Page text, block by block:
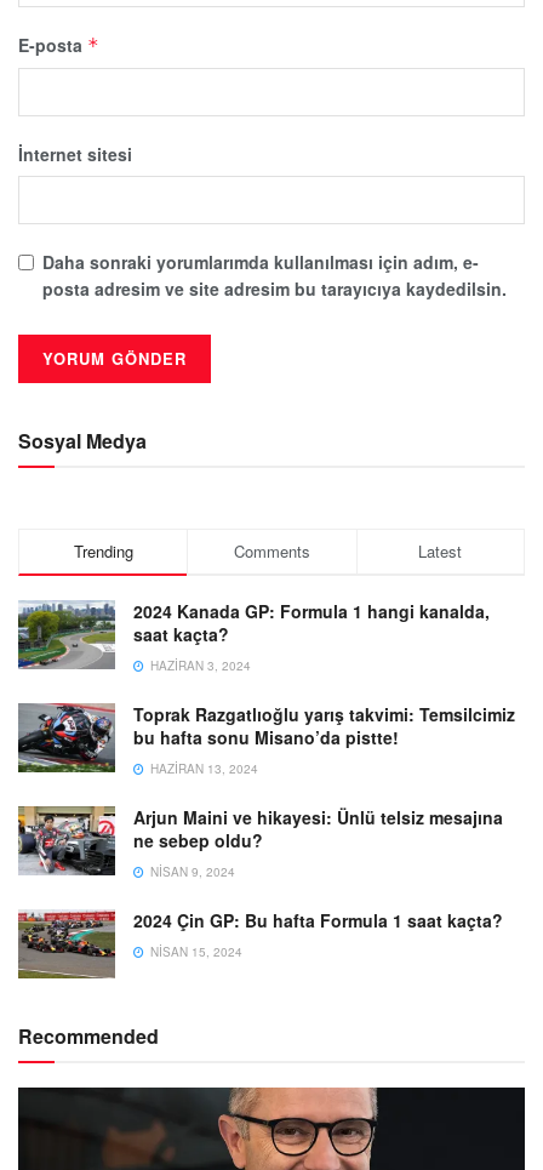
E-posta *
İnternet sitesi
Daha sonraki yorumlarımda kullanılması için adım, e-
posta adresim ve site adresim bu tarayıcıya kaydedilsin.
Sosyal Medya
Trending Comments Latest
2024 Kanada GP: Formula 1 hangi kanalda,
saat kaçta?
HAZIRAN 3, 2024
Toprak Razgatlıoğlu yarış takvimi: Temsilcimiz
bu hafta sonu Misano’da pistte!
HAZIRAN 13, 2024
Arjun Maini ve hikayesi: Ünlü telsiz mesajına
ne sebep oldu?
NISAN 9, 2024
2024 Çin GP: Bu hafta Formula 1 saat kaçta?
NISAN 15, 2024
Recommended